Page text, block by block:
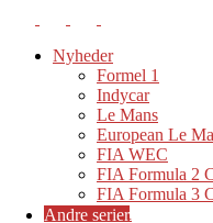
Nyheder
Formel 1
Indycar
Le Mans
European Le
FIA WEC
FIA Formula 2
FIA Formula 3
TCR
Andre serier